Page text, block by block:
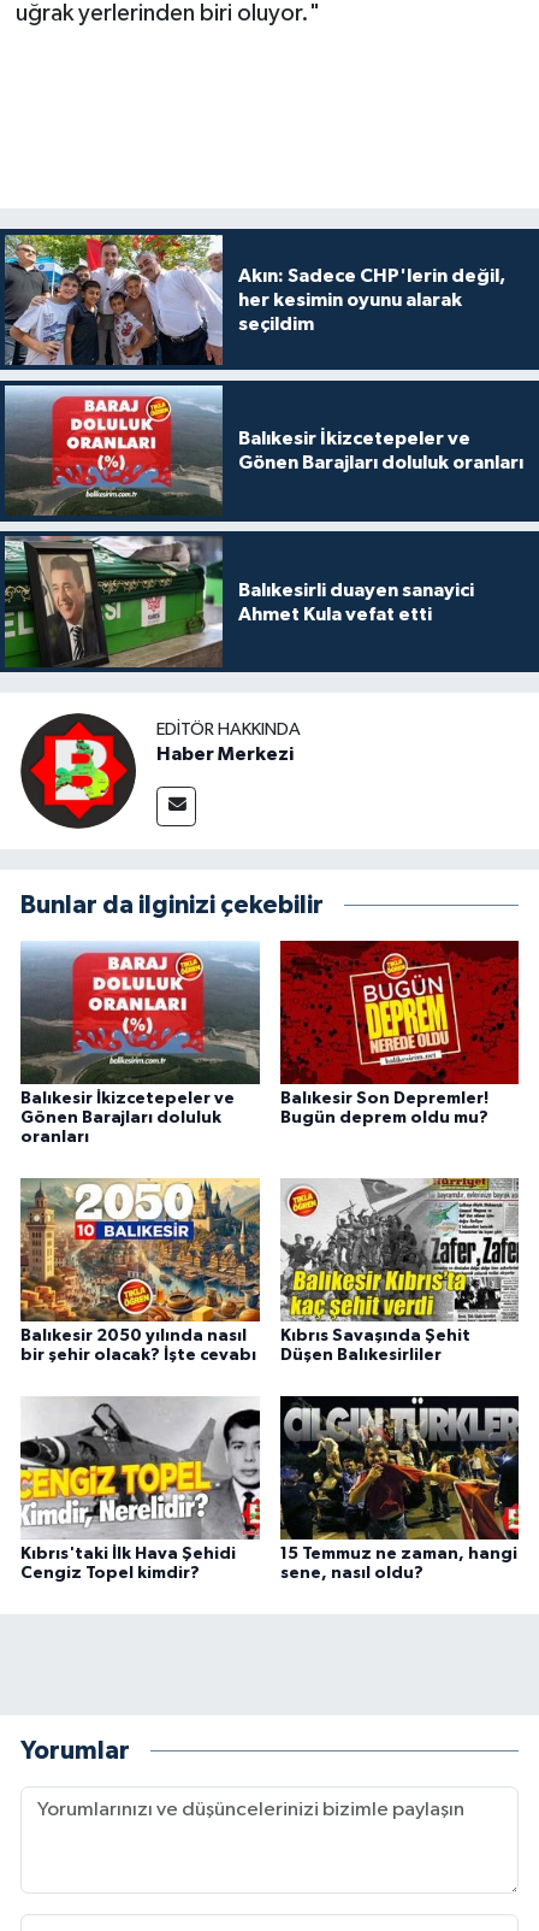
uğrak yerlerinden biri oluyor."
Akın: Sadece CHP'lerin değil,
her kesimin oyunu alarak
seçildim
Balıkesir İkizcetepeler ve
Gönen Barajları doluluk oranları
Balıkesirli duayen sanayici
Ahmet Kula vefat etti
EDITÖR HAKKINDA
Haber Merkezi
Bunlar da ilginizi çekebilir
Balıkesir İkizcetepeler ve
Gönen Barajları doluluk
oranları
Balıkesir Son Depremler!
Bugün deprem oldu mu?
Balıkesir 2050 yılında nasıl
bir şehir olacak? İşte cevabı
Kıbrıs Savaşında Şehit
Düşen Balıkesirliler
Kıbrıs'taki İlk Hava Şehidi
Cengiz Topel kimdir?
15 Temmuz ne zaman, hangi
sene, nasıl oldu?
Yorumlar